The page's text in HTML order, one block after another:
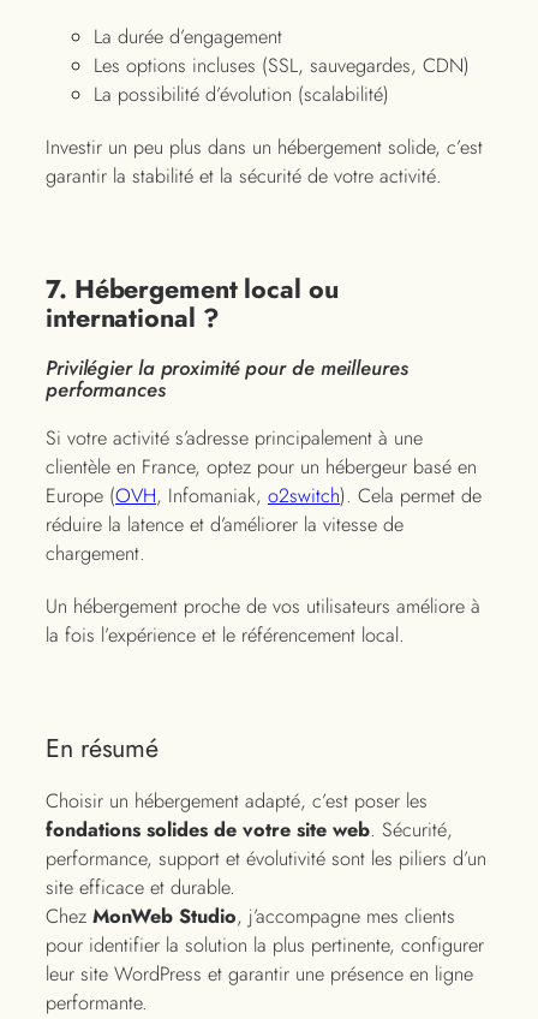
La durée d’engagement
Les options incluses (SSL, sauvegardes, CDN)
La possibilité d’évolution (scalabilité)
Investir un peu plus dans un hébergement solide, c’est
garantir la stabilité et la sécurité de votre activité.
7. Hébergement local ou
international ?
Privilégier la proximité pour de meilleures
performances
Si votre activité s’adresse principalement à une
clientèle en France, optez pour un hébergeur basé en
Europe (OVH, Infomaniak, o2switch). Cela permet de
réduire la latence et d’améliorer la vitesse de
chargement.
Un hébergement proche de vos utilisateurs améliore à
la fois l’expérience et le référencement local.
En résumé
Choisir un hébergement adapté, c’est poser les
fondations solides de votre site web. Sécurité,
performance, support et évolutivité sont les piliers d’un
site efficace et durable.
Chez MonWeb Studio, j’accompagne mes clients
pour identifier la solution la plus pertinente, configurer
leur site WordPress et garantir une présence en ligne
performante.